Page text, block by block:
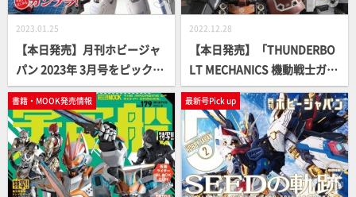
2023.01.25
【本日発売】月刊ホビージャ
パン 2023年 3月号をピックア
ップ！
2022.12.28
【本日発売】「THUNDERBO
LT MECHANICS 機動戦士ガン
ダム サンダーボルト 立体作品
集 side DARYL」【第2弾】
書籍・MOOK発売情報 最新号Pick up